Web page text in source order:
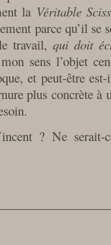
la Véritable
parce qu’il se
travail, qui doit
sens l’objet
et peut-être
plus concrète à
? Ne serait-